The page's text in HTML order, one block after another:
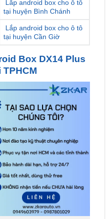
Lắp android box cho ô tô
tại huyện Cần Giờ
Box DX14 Plus
Xe Hơi Cao Cấp Tại